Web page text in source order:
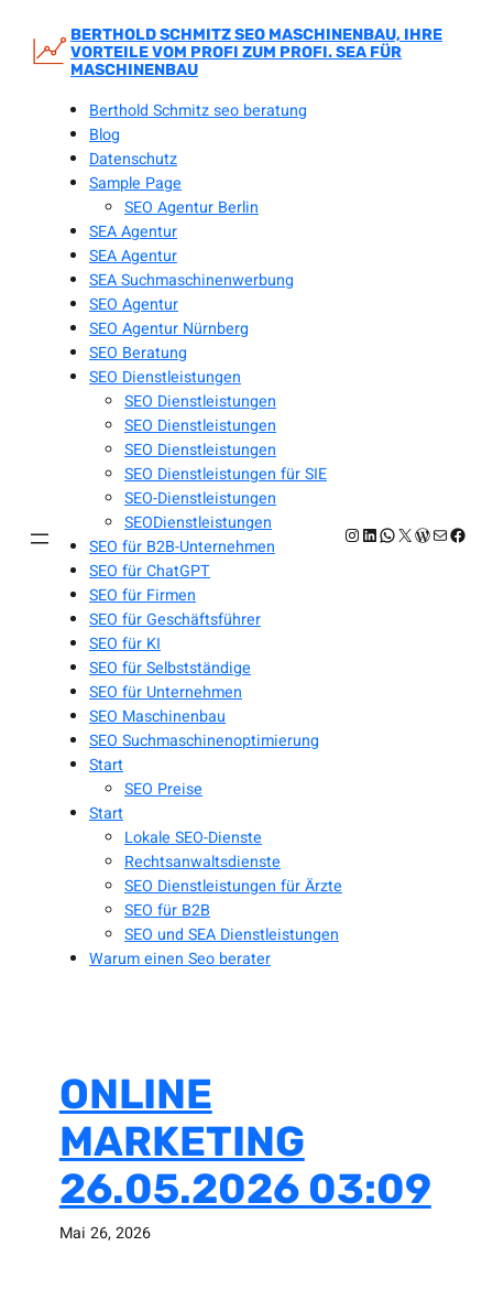
Inhalt
springen
BERTHOLD SCHMITZ SEO MASCHINENBAU, IHRE
VORTEILE VOM PROFI ZUM PROFI. SEA FÜR
MASCHINENBAU
Berthold Schmitz seo beratung
Blog
Datenschutz
Sample Page
SEO Agentur Berlin
SEA Agentur
SEA Agentur
SEA Suchmaschinenwerbung
SEO Agentur
SEO Agentur Nürnberg
SEO Beratung
SEO Dienstleistungen
SEO Dienstleistungen
SEO Dienstleistungen
SEO Dienstleistungen
SEO Dienstleistungen für SIE
SEO-Dienstleistungen
SEODienstleistungen
SEO für B2B-Unternehmen
SEO für ChatGPT
SEO für Firmen
SEO für Geschäftsführer
SEO für KI
SEO für Selbstständige
SEO für Unternehmen
SEO Maschinenbau
SEO Suchmaschinenoptimierung
Start
SEO Preise
Start
Lokale SEO-Dienste
Rechtsanwaltsdienste
SEO Dienstleistungen für Ärzte
SEO für B2B
SEO und SEA Dienstleistungen
Warum einen Seo berater
Instagram
LinkedIn
WhatsApp
X E-Mail
ONLINE
MARKETING
26.05.2026 03:09
Mai 26, 2026